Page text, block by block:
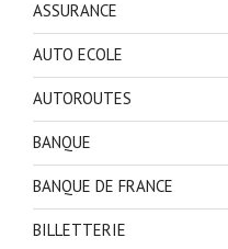
ASSURANCE
AUTO ECOLE
AUTOROUTES
BANQUE
BANQUE DE FRANCE
BILLETTERIE